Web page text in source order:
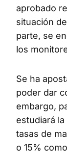
aprobado
situación
parte, se
los
Se ha
poder dar
embargo,
estudiará
tasas de
o 15%